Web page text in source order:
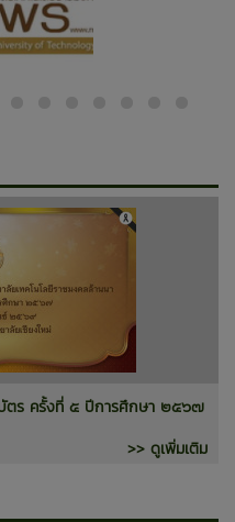
ตร ครั้งที่ ๕ ปีการศึกษา ๒๕๖๗
>> ดูเพิ่มเติม